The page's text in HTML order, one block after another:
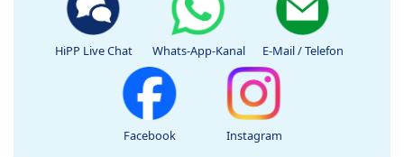
HiPP Live Chat Whats-App-Kanal E-Mail / Telefon
Facebook Instagram